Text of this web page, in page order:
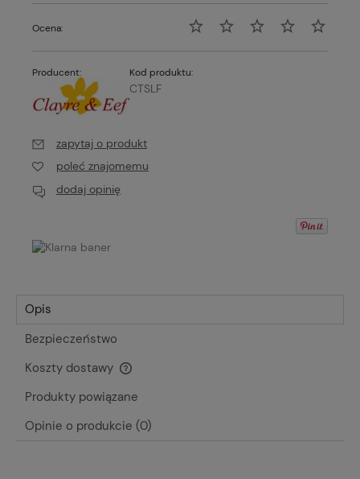
Ocena:
Producent: Kod produktu:
CTSLF
zapytaj o produkt
poleć znajomemu
dodaj opinię
Opis
Bezpieczeństwo
Koszty dostawy
Cena nie zawiera ewentualnych kosztów płatności
Produkty powiązane
Opinie o produkcie (0)